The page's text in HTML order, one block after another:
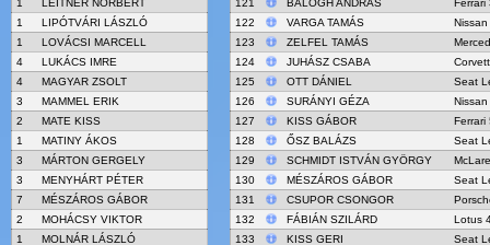
1
LEITNER NORBERT
1
LIPÓTVÁRI LÁSZLÓ
1
LOVÁCSI MARCELL
4
LUKÁCS IMRE
4
MAGYAR ZSOLT
3
MAMMEL ERIK
2
MATE KISS
1
MATINY ÁKOS
3
MÁRTON GERGELY
3
MENYHÁRT PÉTER
7
MÉSZÁROS GÁBOR
2
MOHÁCSY VIKTOR
1
MOLNÁR LÁSZLÓ
121
BALOGH ANDRÁS
Ferrari
122
VARGA TAMÁS
Nissan
123
ZELFEL TAMÁS
124
JUHÁSZ CSABA
125
OTT DÁNIEL
Seat
126
SURÁNYI GÉZA
Nissan
127
KISS GÁBOR
Ferrari
128
ŐSZ BALÁZS
Seat
129
SCHMIDT ISTVÁN GYÖRGY
130
MÉSZÁROS GÁBOR
Seat
131
CSUPOR CSONGOR
132
FÁBIÁN SZILÁRD
Lotus
133
KISS GERI
Seat